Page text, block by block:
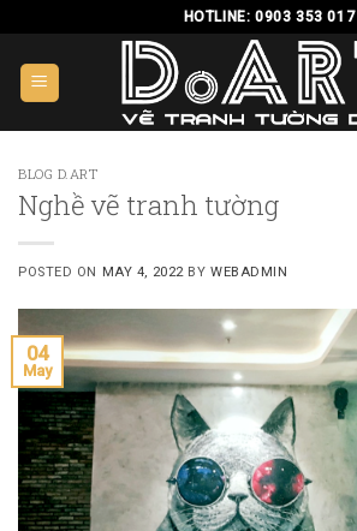
content
HOTLINE: 0903 353 017
BLOG D.ART
Nghề vẽ tranh tường
POSTED ON MAY 4, 2022 BYWEBADMIN
04
May